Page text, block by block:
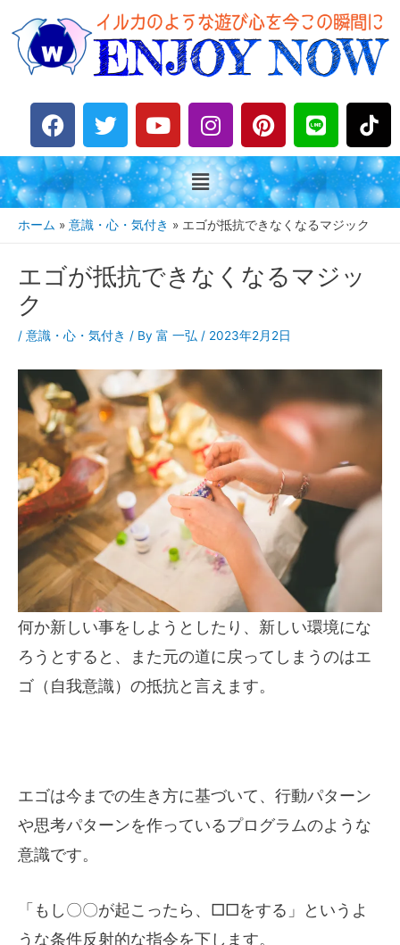
F
a
c
e
b
o
k
T
w
i
t
t
e
Y
o
u
t
u
b
I
n
s
t
a
g
a
m
P
i
n
t
e
r
s
L
i
n
e
ホーム 意識・心・気付き エゴが抵抗できなくなるマジック
エゴが抵抗できなくなるマジッ
ク
/ 意識・心・気付き / By 富 一弘 / 2023年2月2日
何か新しい事をしようとしたり、新しい環境にな
ろうとすると、また元の道に戻ってしまうのはエ
ゴ（自我意識）の抵抗と言えます。
エゴは今までの生き方に基づいて、行動パターン
や思考パターンを作っているプログラムのような
意識です。
「もし〇〇が起こったら、□□をする」というよ
うな条件反射的な指令を下します。